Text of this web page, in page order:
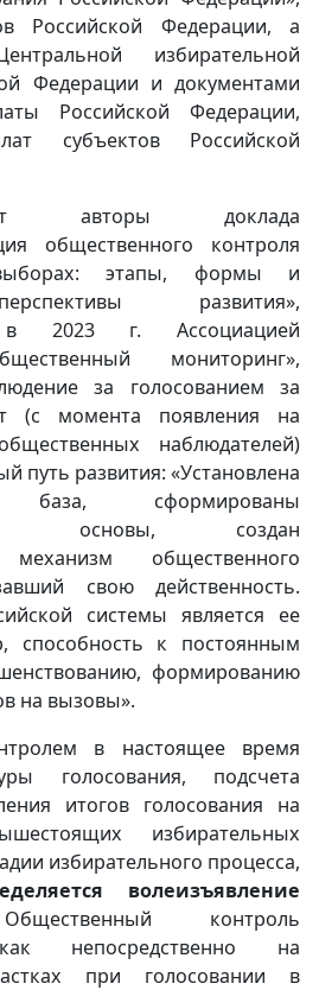
Российской Федерации, а
избирательной
Федерации и документами
Российской Федерации,
субъектов Российской
авторы доклада
общественного контроля
этапы, формы и
развития»,
в 2023 г. Ассоциацией
мониторинг»,
за голосованием за
(с момента появления на
наблюдателей)
путь развития: «Установлена
база, сформированы
основы, создан
механизм общественного
свою действенность.
системы является ее
способность к постоянным
формированию
на вызовы».
в настоящее время
голосования, подсчета
итогов голосования на
избирательных
избирательного процесса,
волеизъявление
контроль
непосредственно на
при голосовании в